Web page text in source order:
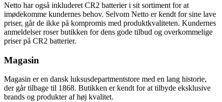
Netto har også inkluderet CR2 batterier i sit sortiment for at
imødekomme kundernes behov. Selvom Netto er kendt for sine lave
priser, går de ikke på kompromis med produktkvaliteten. Kundernes
anmeldelser roser butikken for dens gode tilbud og overkommelige
priser på CR2 batterier.
Magasin
Magasin er en dansk luksusdepartmentstore med en lang historie,
der går tilbage til 1868. Butikken er kendt for at tilbyde eksklusive
brands og produkter af høj kvalitet.